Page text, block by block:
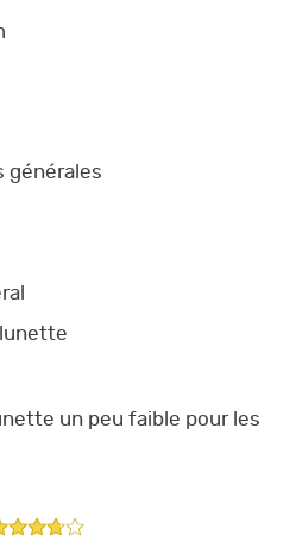
générales
un peu faible pour les